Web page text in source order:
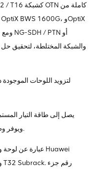
ويوفر وظائف الحماية من الصواعق وتصفية الطاقة.